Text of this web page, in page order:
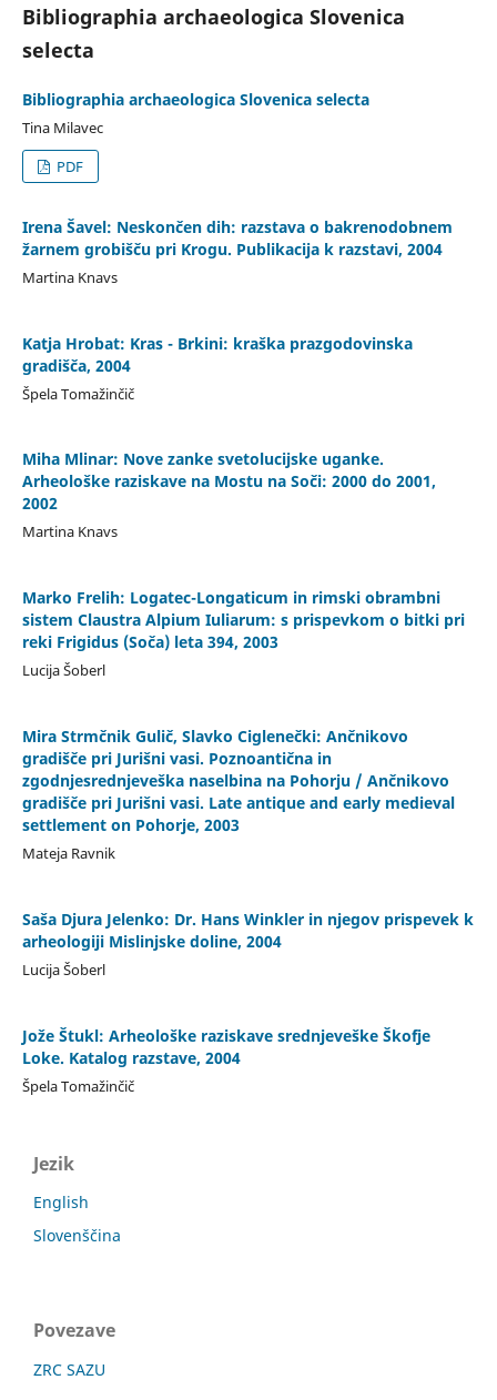
Bibliographia archaeologica Slovenica
selecta
Bibliographia archaeologica Slovenica selecta
Tina Milavec
PDF
Irena Šavel: Neskončen dih: razstava o bakrenodobnem
žarnem grobišču pri Krogu. Publikacija k razstavi, 2004
Martina Knavs
Katja Hrobat: Kras - Brkini: kraška prazgodovinska
gradišča, 2004
Špela Tomažinčič
Miha Mlinar: Nove zanke svetolucijske uganke.
Arheološke raziskave na Mostu na Soči: 2000 do 2001,
2002
Martina Knavs
Marko Frelih: Logatec-Longaticum in rimski obrambni
sistem Claustra Alpium Iuliarum: s prispevkom o bitki pri
reki Frigidus (Soča) leta 394, 2003
Lucija Šoberl
Mira Strmčnik Gulič, Slavko Ciglenečki: Ančnikovo
gradišče pri Jurišni vasi. Poznoantična in
zgodnjesrednjeveška naselbina na Pohorju / Ančnikovo
gradišče pri Jurišni vasi. Late antique and early medieval
settlement on Pohorje, 2003
Mateja Ravnik
Saša Djura Jelenko: Dr. Hans Winkler in njegov prispevek k
arheologiji Mislinjske doline, 2004
Lucija Šoberl
Jože Štukl: Arheološke raziskave srednjeveške Škofje
Loke. Katalog razstave, 2004
Špela Tomažinčič
Jezik
English
Slovenščina
Povezave
ZRC SAZU